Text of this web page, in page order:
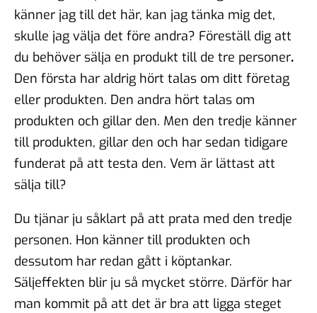
känner jag till det här, kan jag tänka mig det,
skulle jag välja det före andra? Föreställ dig att
du behöver sälja en produkt till de tre personer.
Den första har aldrig hört talas om ditt företag
eller produkten. Den andra hört talas om
produkten och gillar den. Men den tredje känner
till produkten, gillar den och har sedan tidigare
funderat på att testa den. Vem är lättast att
sälja till?
Du tjänar ju såklart på att prata med den tredje
personen. Hon känner till produkten och
dessutom har redan gått i köptankar.
Säljeffekten blir ju så mycket större. Därför har
man kommit på att det är bra att ligga steget